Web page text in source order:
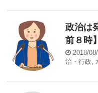
政治は
前８時】
2018/
治・行政